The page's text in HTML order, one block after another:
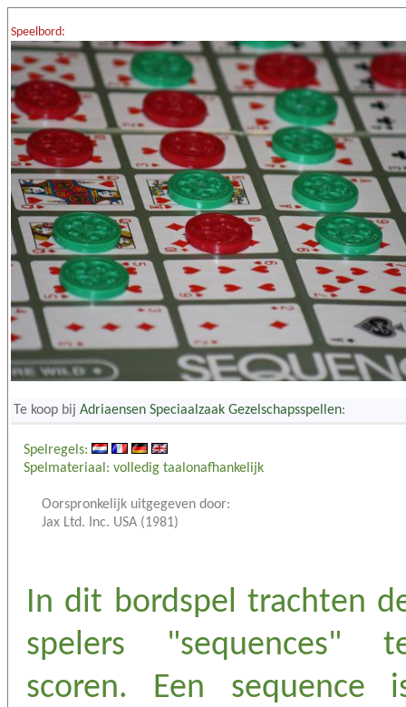
Speelbord:
Te koop bij Adriaensen Speciaalzaak Gezelschapsspellen:
Spelregels:
Spelmateriaal: volledig taalonafhankelijk
Oorspronkelijk uitgegeven door:
Jax Ltd. Inc. USA (1981)
In dit bordspel trachten
spelers "sequences"
scoren. Een sequence